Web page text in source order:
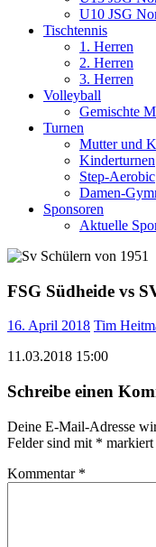
U10 JSG
Tischtennis
1. Herren
2. Herren
3. Herren
Volleyball
Gemischte
Turnen
Mutter und
Kinderturnen
Step-Aerobic
Damen-
Sponsoren
Aktuelle
FSG Südheide vs
16. April 2018 Tim
11.03.2018 15:00
Schreibe einen
Deine E-Mail-Adresse
Felder sind mit * markiert
Kommentar *